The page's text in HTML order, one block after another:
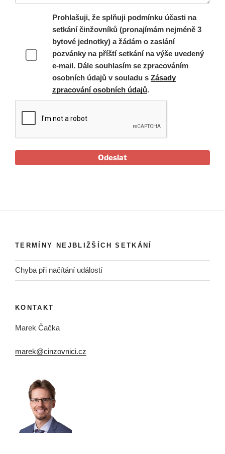
Prohlašuji, že splňuji podmínku účasti na
setkání činžovníků (pronajímám nejméně 3
bytové jednotky) a žádám o zaslání
pozvánky na příští setkání na výše uvedený
e-mail. Dále souhlasím se zpracováním
osobních údajů v souladu sZásady
zpracování osobních údajů.
Odeslat
TERMÍNY NEJBLIŽŠÍCH SETKÁNÍ
Chyba při načítání událostí
KONTAKT
Marek Čačka
marek@cinzovnici.cz